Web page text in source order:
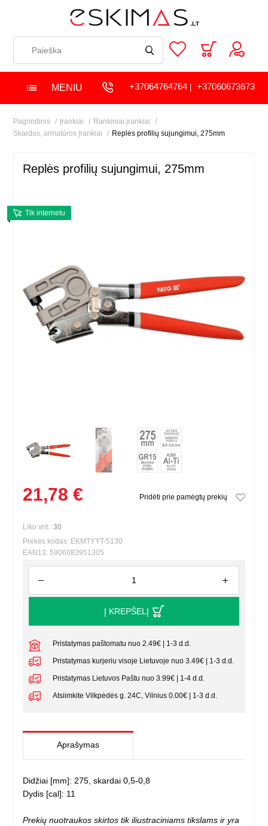
MENIU +37064764764| +37060673673
Pagrindinis Įrankiai
Rankiniai įrankiai
Skardos, armatūros įrankiai
Replės profilių sujungimui, 275mm
Replės profilių sujungimui, 275mm
Tik internetu
21,78 € Pridėti prie pamėgtų prekių
Liko vnt.:30
Prekės kodas: EKMTYYT-5130
EAN13: 5906083951305
Į KREPŠELĮ
Pristatymas paštomatu nuo 2.49€ | 1-3 d.d.
Pristatymas kurjeriu visoje Lietuvoje nuo 3.49€ | 1-3 d.d.
Pristatymas Lietuvos Paštu nuo 3.99€ | 1-4 d.d.
Atsiimkite Vilkpėdės g. 24C, Vilnius 0.00€ | 1-3 d.d.
Aprašymas
Didžiai [mm]: 275, skardai 0,5-0,8
Dydis [cal]: 11
Prekių nuotraukos skirtos tik iliustraciniams tikslams ir yra